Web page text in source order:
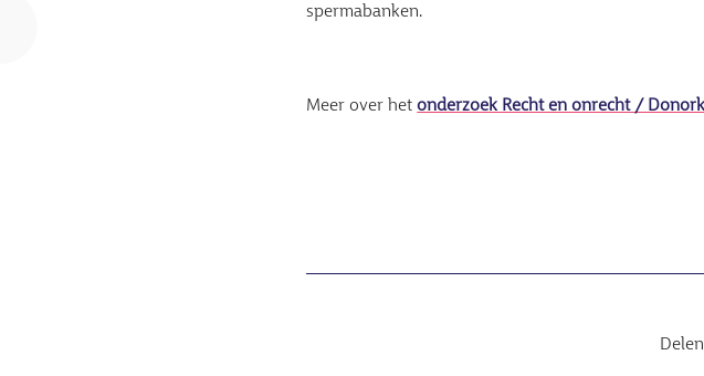
spermabanken.
Meer over hetonderzoek Recht en onrecht /